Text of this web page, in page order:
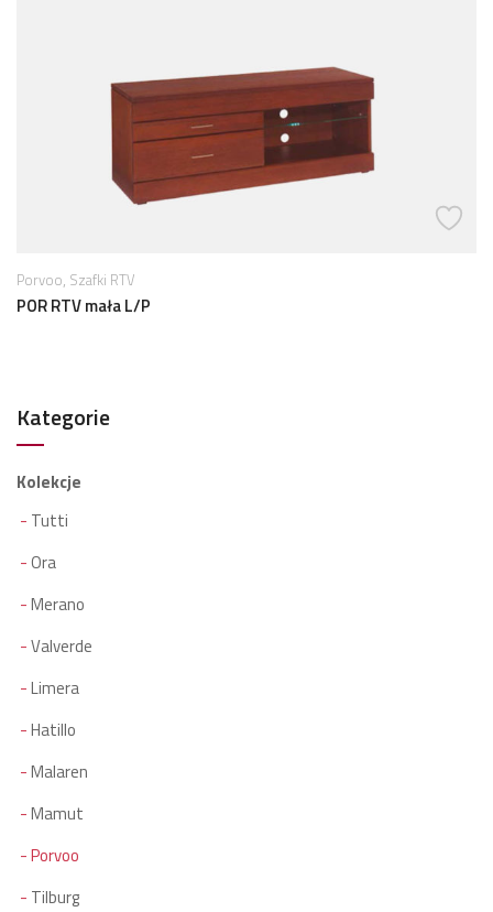
Porvoo, Szafki RTV
POR RTV mała L/P
Kategorie
Kolekcje
Tutti
Ora
Merano
Valverde
Limera
Hatillo
Malaren
Mamut
Porvoo
Tilburg